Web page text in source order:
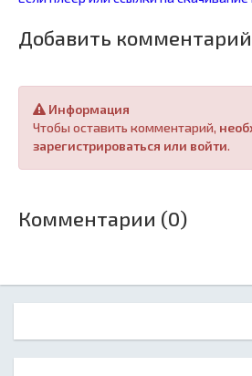
Добавить комментарий
Информация
Чтобы оставить комментарий,
зарегистрироваться или войти.
Комментарии (0)